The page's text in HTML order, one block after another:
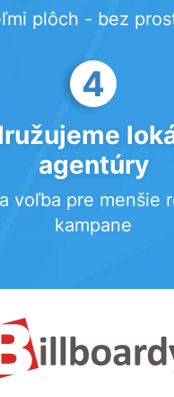
plôch - bez
4
agentúry
voľba pre menšie
kampane